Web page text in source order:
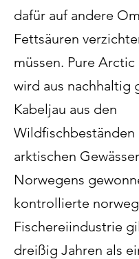
dafür auf andere
Fettsäuren
müssen. Pure
wird aus nachhaltig
Kabeljau aus den
Wildfischbeständen
arktischen Gewässer
Norwegens
kontrollierte
Fischereiindustrie
dreißig Jahren als